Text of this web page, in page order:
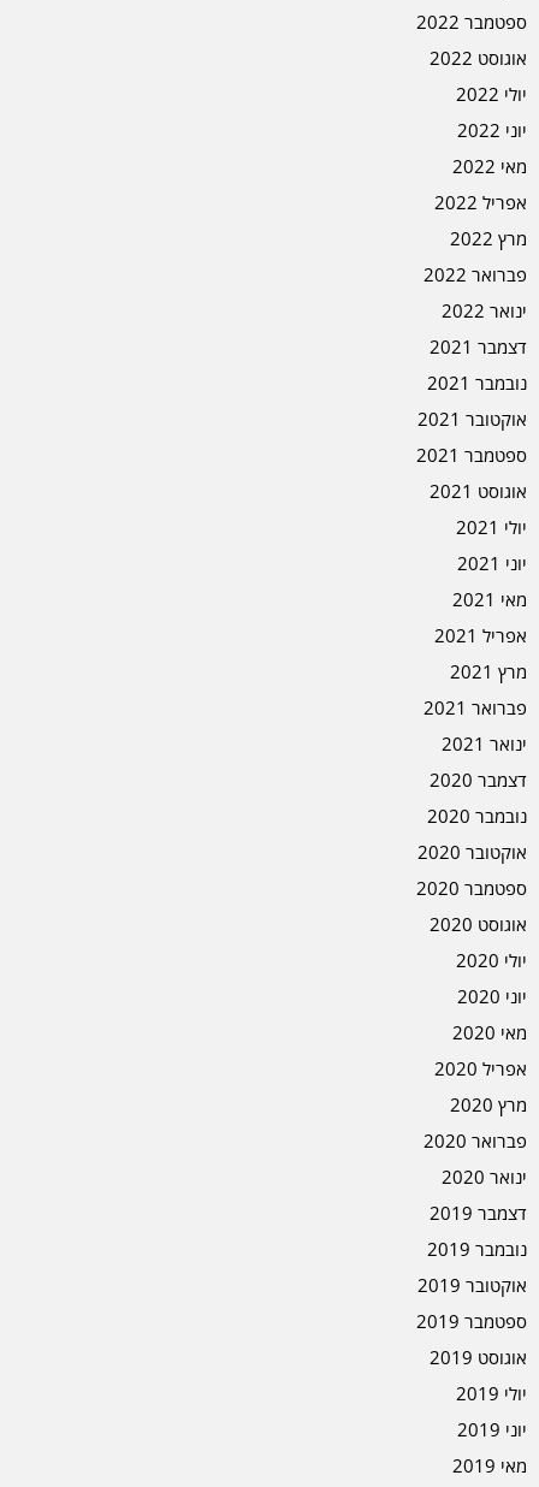
ספטמבר 2022
אוגוסט 2022
יולי 2022
יוני 2022
מאי 2022
אפריל 2022
מרץ 2022
פברואר 2022
ינואר 2022
דצמבר 2021
נובמבר 2021
אוקטובר 2021
ספטמבר 2021
אוגוסט 2021
יולי 2021
יוני 2021
מאי 2021
אפריל 2021
מרץ 2021
פברואר 2021
ינואר 2021
דצמבר 2020
נובמבר 2020
אוקטובר 2020
ספטמבר 2020
אוגוסט 2020
יולי 2020
יוני 2020
מאי 2020
אפריל 2020
מרץ 2020
פברואר 2020
ינואר 2020
דצמבר 2019
נובמבר 2019
אוקטובר 2019
ספטמבר 2019
אוגוסט 2019
יולי 2019
יוני 2019
מאי 2019